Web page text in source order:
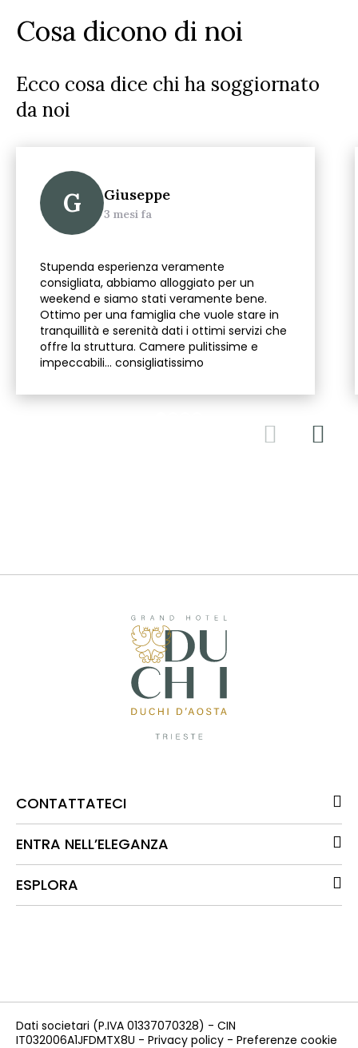
Cosa dicono di noi
Ecco cosa dice chi ha soggiornato
da noi
G Giuseppe
3 mesi fa
Stupenda esperienza veramente
consigliata, abbiamo alloggiato per un
weekend e siamo stati veramente bene.
Ottimo per una famiglia che vuole stare in
tranquillità e serenità dati i ottimi servizi che
offre la struttura. Camere pulitissime e
impeccabili… consigliatissimo
CONTATTATECI
ENTRA NELL’ELEGANZA
ESPLORA
Dati societari (P.IVA 01337070328) - CIN
IT032006A1JFDMTX8U - Privacy policy - Preferenze cookie